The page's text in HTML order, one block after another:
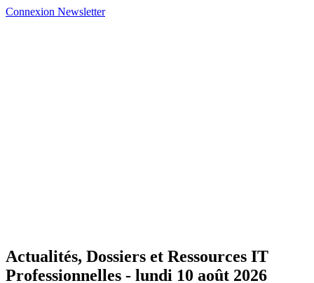
Connexion Newsletter
Actualités, Dossiers et Ressources IT
Professionnelles - lundi 10 août 2026